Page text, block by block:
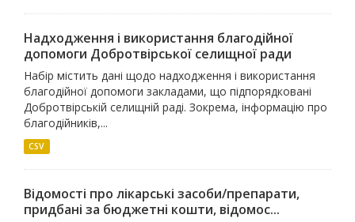
Надходження і використання благодійної
допомоги Добротвірської селищної ради
Набір містить дані щодо надходження і використання
благодійної допомоги закладами, що підпорядковані
Добротвірській селищній раді. Зокрема, інформацію про
благодійників,...
CSV
Відомості про лікарські засоби/препарати,
придбані за бюджетні кошти, відомос...